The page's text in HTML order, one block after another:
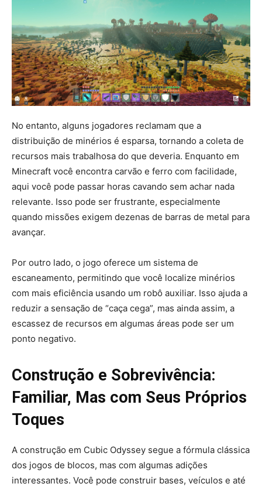
No entanto, alguns jogadores reclamam que a
distribuição de minérios é esparsa, tornando a coleta de
recursos mais trabalhosa do que deveria. Enquanto em
Minecraft você encontra carvão e ferro com facilidade,
aqui você pode passar horas cavando sem achar nada
relevante. Isso pode ser frustrante, especialmente
quando missões exigem dezenas de barras de metal para
avançar.
Por outro lado, o jogo oferece um sistema de
escaneamento, permitindo que você localize minérios
com mais eficiência usando um robô auxiliar. Isso ajuda a
reduzir a sensação de “caça cega”, mas ainda assim, a
escassez de recursos em algumas áreas pode ser um
ponto negativo.
Construção e Sobrevivência:
Familiar, Mas com Seus Próprios
Toques
A construção em Cubic Odyssey segue a fórmula clássica
dos jogos de blocos, mas com algumas adições
interessantes. Você pode construir bases, veículos e até